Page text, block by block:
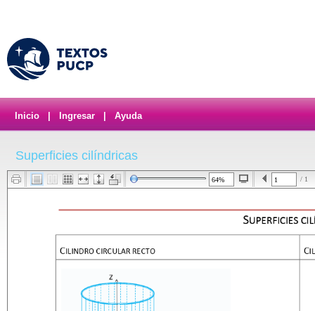
Inicio Ingresar Ayuda
Superficies cilíndricas
/ 1